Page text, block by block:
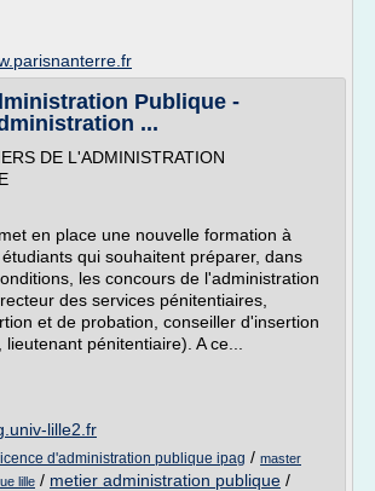
Publique -
...
DE L'ADMINISTRATION
en place une nouvelle formation à
qui souhaitent préparer, dans
les concours de l'administration
des services pénitentiaires,
et de probation, conseiller d'insertion
pénitentiaire). A ce...
lille2.fr
licence d'administration publique ipag / master
lille / metier administration publique /